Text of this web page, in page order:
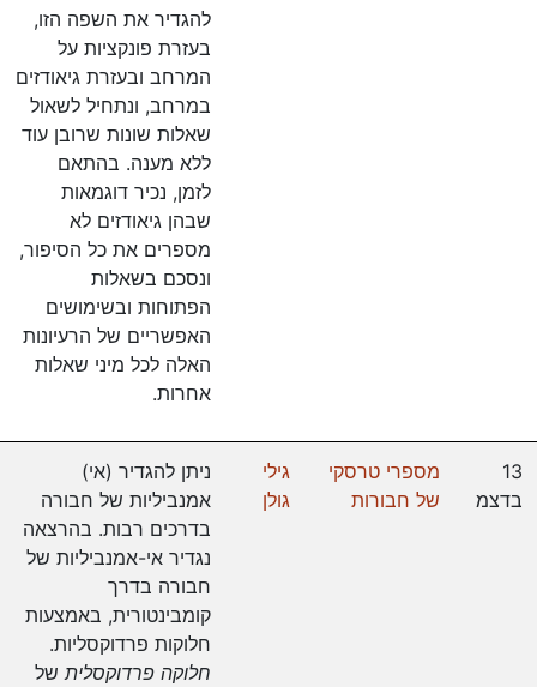
להגדיר את השפה הזו,
בעזרת פונקציות על
המרחב ובעזרת גיאודזים
במרחב, ונתחיל לשאול
שאלות שונות שרובן עוד
ללא מענה. בהתאם
לזמן, נכיר דוגמאות
שבהן גיאודזים לא
מספרים את כל הסיפור,
ונסכם בשאלות
הפתוחות ובשימושים
האפשריים של הרעיונות
האלה לכל מיני שאלות
אחרות.
13
בדצמ
מספרי טרסקי
של חבורות
גילי
גולן
ניתן להגדיר (אי)
אמנביליות של חבורה
בדרכים רבות. בהרצאה
נגדיר אי-אמנביליות של
חבורה בדרך
קומבינטורית, באמצעות
חלוקות פרדוקסליות.
חלוקה פרדוקסליתשל